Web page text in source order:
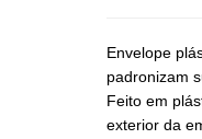
Envelope
padronizam
Feito em
exterior da